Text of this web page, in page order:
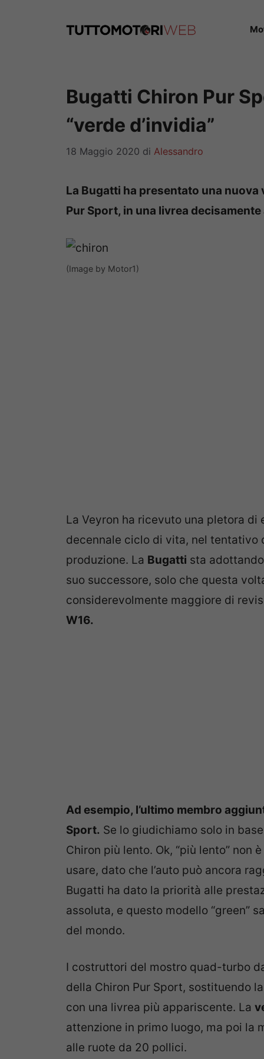
Bugatti Chiron Pur
“verde d’invidia”
18 Maggio 2020 di Alessandro
La Bugatti ha presentato una nuova
Pur Sport, in una livrea
(Image by Motor1)
La Veyron ha ricevuto una pletora
decennale ciclo di vita, nel
produzione. La Bugatti sta
suo successore, solo che questa
considerevolmente maggiore di
W16.
Ad esempio, l’ultimo membro
Sport. Se lo giudichiamo solo in
Chiron più lento. Ok, “più lento”
usare, dato che l’auto può ancora
Bugatti ha dato la priorità alle
assoluta, e questo modello “green”
del mondo.
I costruttori del mostro quad-turbo
della Chiron Pur Sport, sostituendo
con una livrea più appariscente. La
attenzione in primo luogo, ma poi la
alle ruote da 20 pollici.